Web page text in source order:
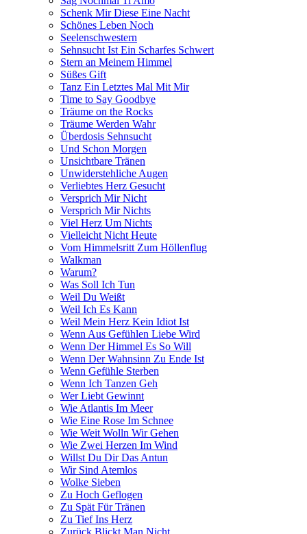
Schenk Mir Diese Eine Nacht
Schönes Leben Noch
Seelenschwestern
Sehnsucht Ist Ein Scharfes Schwert
Stern an Meinem Himmel
Süßes Gift
Tanz Ein Letztes Mal Mit Mir
Time to Say Goodbye
Träume on the Rocks
Träume Werden Wahr
Überdosis Sehnsucht
Und Schon Morgen
Unsichtbare Tränen
Unwiderstehliche Augen
Verliebtes Herz Gesucht
Versprich Mir Nicht
Versprich Mir Nichts
Viel Herz Um Nichts
Vielleicht Nicht Heute
Vom Himmelsritt Zum Höllenflug
Walkman
Warum?
Was Soll Ich Tun
Weil Du Weißt
Weil Ich Es Kann
Weil Mein Herz Kein Idiot Ist
Wenn Aus Gefühlen Liebe Wird
Wenn Der Himmel Es So Will
Wenn Der Wahnsinn Zu Ende Ist
Wenn Gefühle Sterben
Wenn Ich Tanzen Geh
Wer Liebt Gewinnt
Wie Atlantis Im Meer
Wie Eine Rose Im Schnee
Wie Weit Wolln Wir Gehen
Wie Zwei Herzen Im Wind
Willst Du Dir Das Antun
Wir Sind Atemlos
Wolke Sieben
Zu Hoch Geflogen
Zu Spät Für Tränen
Zu Tief Ins Herz
Zurück Blickt Man Nicht